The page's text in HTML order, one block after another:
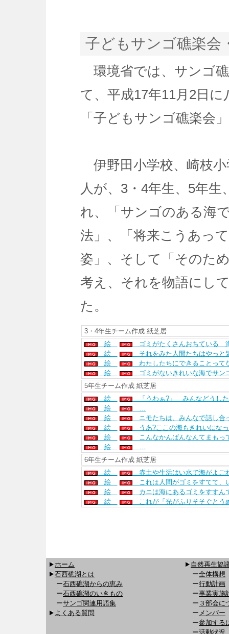
子どもサンゴ礁楽会
環境省では、サンゴ
て、平成17年11月2日
「子どもサンゴ礁楽会
伊野田小学校、崎枝
人が、3・4年生、5年
れ、「サンゴのある海
法」、「将来こうあっ
姿」、そして「そのた
考え、それを物語にし
た。
3・4年生チーム作成 紙芝居
絵
ゴミがたくさんおちている
絵
それをみた人間たちはやっと
絵
わたしたちにできることって
絵
ゴミがないきれいな海でサン
5年生チーム作成 紙芝居
絵
「うわぁ?」 みんなどうし
絵
…
絵
ニモたちは、みんなで話し
絵
うあ?ここの海もきれいにな
絵
こんなかんばんなんてまもっ
絵
…
6年生チーム作成 紙芝居
絵
赤土や生活はい水で海がよご
絵
これは人間がゴミをすてて
絵
カニは海にあるゴミをすすん
絵
これが「光がふりそそぐとう
ホーム
石西礁湖とは
ー石西礁湖からの恵み
ー石西礁湖のいきもの
ーサンゴ関連用語集
よくある質問
自然再生協
ー全体構想
ー行動計画
ー事業実施
ー ３部会に
ー メンバー
ー参加する
ー活動状況